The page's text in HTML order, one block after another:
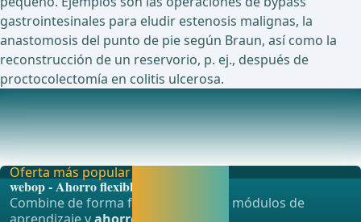
gastrointesinales para eludir estenosis malignas, la
anastomosis del punto de pie según Braun, así como la
reconstrucción de un reservorio, p. ej., después de
proctocolectomía en colitis ulcerosa.
Estudios en curso sobre este tema
ECA en la enfermedad de Crohn: comparaci&#xF3;n
manual (de extremo a extremo y Kono-S) versus anast
Oferta más popular
webop - Ahorro flexible
Combine de forma flexible nuestros módulos de